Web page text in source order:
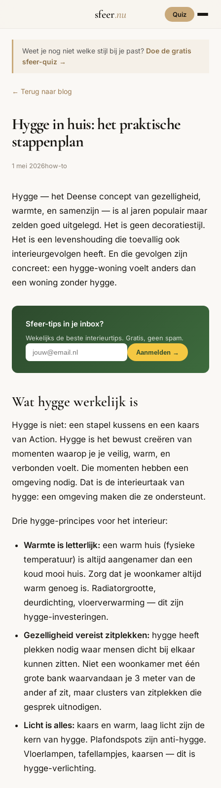
sfeer.nu Quiz
INTERIEURSTIJLEN
Biophilic
Botanisch
Interieur
Brutalisme Coastal
Comfort
Grandmillennial Healing Home Hygge
Industrial
Italiaans
Design
Japandi
Japans Zen Maximalistisch Mediterraans
Midcentury
Modern
Modern
Klassiek
Modern
Interieur
Natural Living New Raw
Organic
Modern
2026
Scandinavisch
RUIMTES
Badkamer Werkkamer
Kinderkamer
Weet je nog niet welke stijl bij je past? Doe de gratis
sfeer-quiz →
← Terug naar blog
Hygge in huis: het praktische
stappenplan
1 mei 2026how-to
Hygge — het Deense concept van gezelligheid,
warmte, en samenzijn — is al jaren populair maar
zelden goed uitgelegd. Het is geen decoratiestijl.
Het is een levenshouding die toevallig ook
interieurgevolgen heeft. En die gevolgen zijn
concreet: een hygge-woning voelt anders dan
een woning zonder hygge.
Sfeer-tips in je inbox?
Wekelijks de beste interieurtips. Gratis, geen spam.
Aanmelden →
Wat hygge werkelijk is
Hygge is niet: een stapel kussens en een kaars
van Action. Hygge is het bewust creëren van
momenten waarop je je veilig, warm, en
verbonden voelt. Die momenten hebben een
omgeving nodig. Dat is de interieurtaak van
hygge: een omgeving maken die ze ondersteunt.
Drie hygge-principes voor het interieur:
Warmte is letterlijk: een warm huis (fysieke
temperatuur) is altijd aangenamer dan een
koud mooi huis. Zorg dat je woonkamer altijd
warm genoeg is. Radiatorgrootte,
deurdichting, vloerverwarming — dit zijn
hygge-investeringen.
Gezelligheid vereist zitplekken: hygge heeft
plekken nodig waar mensen dicht bij elkaar
kunnen zitten. Niet een woonkamer met één
grote bank waarvandaan je 3 meter van de
ander af zit, maar clusters van zitplekken die
gesprek uitnodigen.
Licht is alles: kaars en warm, laag licht zijn de
kern van hygge. Plafondspots zijn anti-hygge.
Vloerlampen, tafellampjes, kaarsen — dit is
hygge-verlichting.